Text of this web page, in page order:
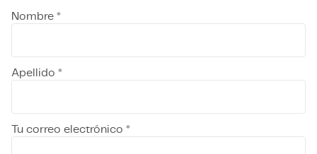
Nombre *
Apellido *
Tu correo electrónico *